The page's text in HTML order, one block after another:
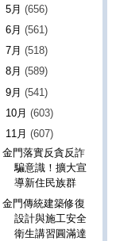
5月(656)
6月(561)
7月(518)
8月(589)
9月(541)
10月(603)
11月(607)
金門落實反貪反詐
騙意識！擴大宣
導新住民族群
金門傳統建築修復
設計與施工安全
衛生講習圓滿達